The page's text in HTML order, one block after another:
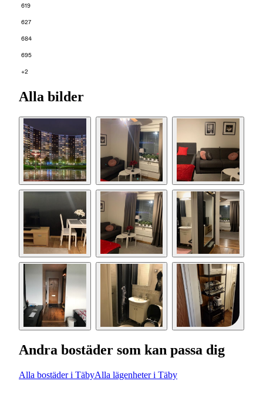
619
627
684
695
+2
Alla bilder
Andra bostäder som kan passa dig
Alla bostäder i TäbyAlla lägenheter i Täby